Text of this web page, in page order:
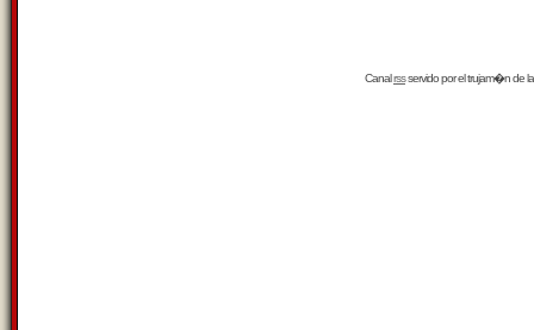
Canalrssservido por eltrujam�nde